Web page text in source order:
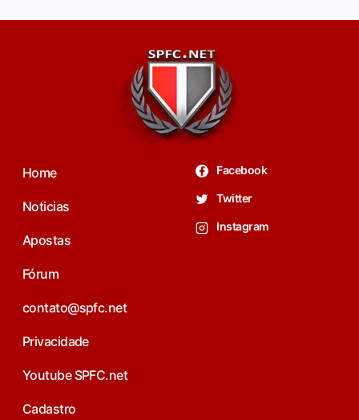
Home
Noticias
Apostas
Fórum
contato@spfc.net
Privacidade
Youtube SPFC.net
Cadastro
Facebook
Twitter
Instagram